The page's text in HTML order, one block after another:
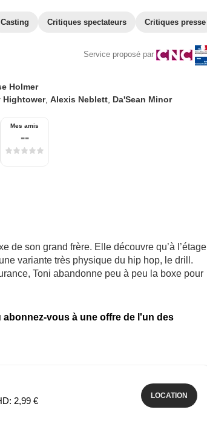
Casting Critiques spectateurs Critiques presse
Service proposé par
Holmer
Hightower, Alexis Neblett, Da'Sean Minor
Mes amis
--
de son grand frère. Elle découvre qu’à l’étage
variante très physique du hip hop, le drill.
Toni abandonne peu à peu la boxe pour
vous à une offre de l'un des
2,99 €
LOCATION